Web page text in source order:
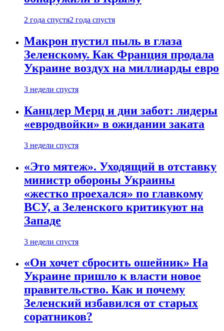
2 года спустя2 года спустя
Макрон пустил пыль в глаза
Зеленскому. Как Франция продала
Украине воздух на миллиарды евро
3 недели спустя
Канцлер Мерц и дни забот: лидеры
«евродвойки» в ожидании заката
3 недели спустя
«Это мятеж». Уходящий в отставку
министр обороны Украины
«жестко проехался» по главкому
ВСУ, а Зеленского критикуют на
Западе
3 недели спустя
«Он хочет сбросить ошейник» На
Украине пришло к власти новое
правительство. Как и почему
Зеленский избавился от старых
соратников?